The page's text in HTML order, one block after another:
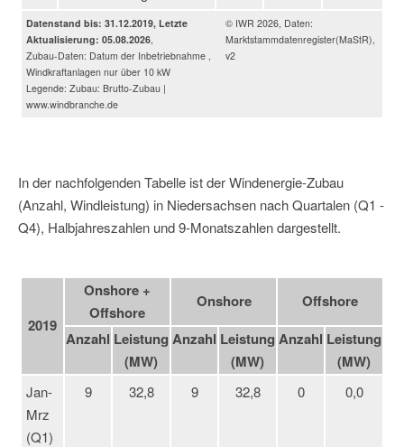
Datenstand bis: 31.12.2019, Letzte
Aktualisierung: 05.08.2026
Zubau-Daten: Datum der Inbetriebnahme ,
Windkraftanlagen nur über 10 kW
Legende: Zubau: Brutto-Zubau |
www.windbranche.de
© IWR 2026, Daten:
Marktstammdatenregister(MaStR),
v2
In der nachfolgenden Tabelle ist der Windenergie-Zubau
(Anzahl, Windleistung) in Niedersachsen nach Quartalen (Q1 -
Q4), Halbjahreszahlen und 9-Monatszahlen dargestellt.
2019
Onshore +
Offshore
Onshore
Offshore
Anzahl Leistung
(MW)
Anzahl Leistung
(MW)
Anzahl Leistung
(MW)
Jan-
Mrz
(Q1)
9 32,8 9 32,8 0 0,0